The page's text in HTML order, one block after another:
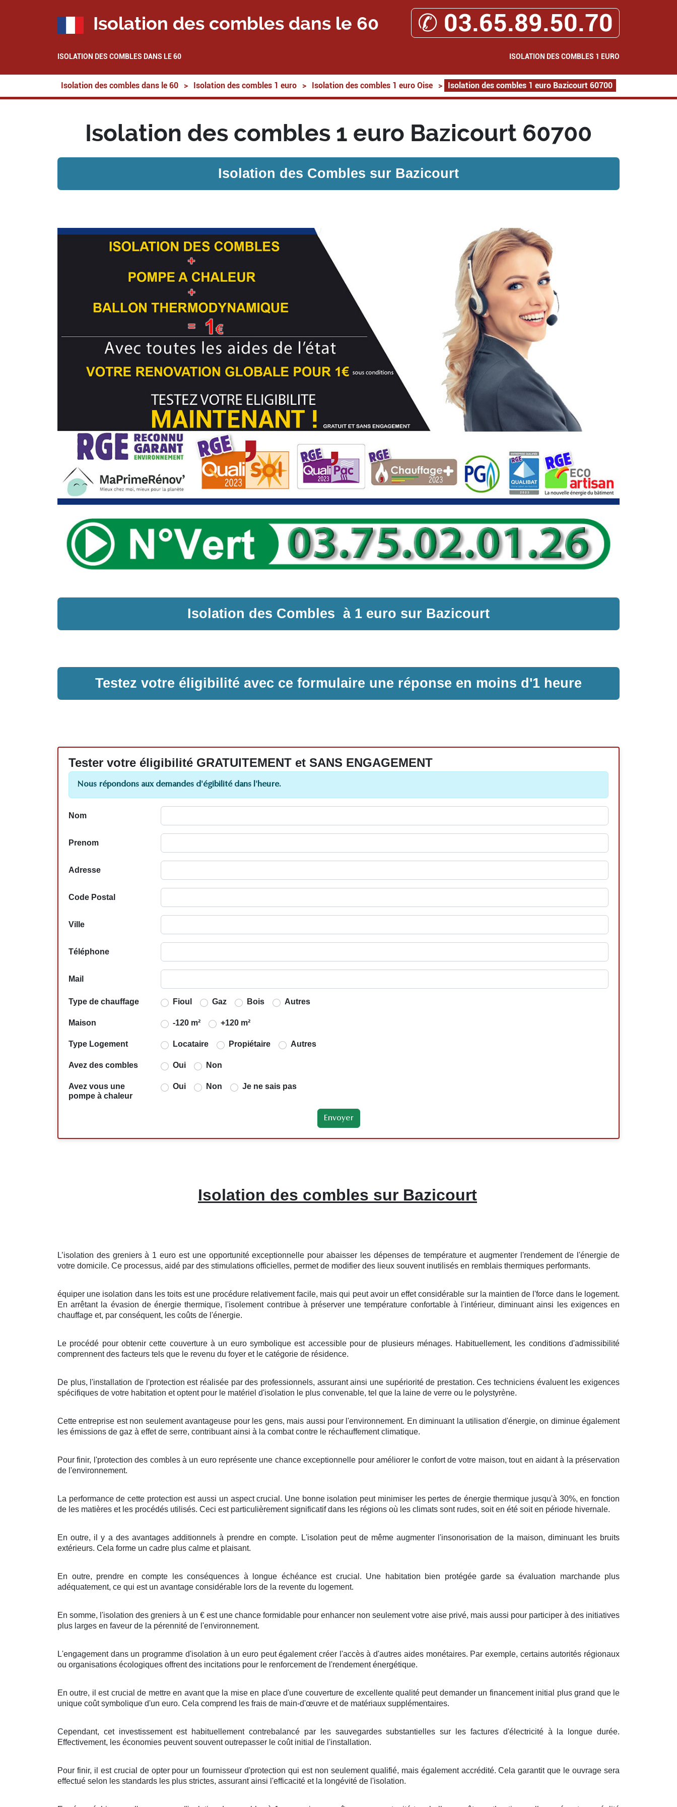
Isolation des combles dans le 60 ✆ 03.65.89.50.70
ISOLATION DES COMBLES DANS LE 60 ISOLATION DES COMBLES 1 EURO
Isolation des combles dans le 60 > Isolation des combles 1 euro > Isolation des combles 1 euro Oise > Isolation des combles 1 euro Bazicourt 60700
Isolation des combles 1 euro Bazicourt 60700
Isolation des Combles sur Bazicourt
Isolation des Combles à 1 euro sur Bazicourt
Testez votre éligibilité avec ce formulaire une réponse en moins d'1 heure
Tester votre éligibilité GRATUITEMENT et SANS ENGAGEMENT
Nous répondons aux demandes d'égibilité dans l'heure.
Nom
Prenom
Adresse
Code Postal
Ville
Téléphone
Mail
Type de chauffage Fioul Gaz Bois Autres
Maison -120 m² +120 m²
Type Logement Locataire Propiétaire Autres
Avez des combles Oui Non
Avez vous une
pompe à chaleur
Oui Non Je ne sais pas
Isolation des combles sur Bazicourt
L’isolation des greniersà 1 euro est une opportunité exceptionnelle pour abaisserles dépensesdetempérature et augmenterl'rendement de l'énergie de
votre domicile. Ce processus, aidé par des stimulations officielles, permet de modifier des lieux souvent inutilisés en remblais thermiques performants.
équiper une isolation dans lestoits est une procédurerelativementfacile, mais qui peut avoir uneffet considérable sur la maintien de l'force dans le logement.
Enarrêtantla évasion deénergie thermique, l'isolementcontribue à préserver unetempérature confortableà l'intérieur,diminuantainsi les exigencesen
chauffage et, par conséquent, les coûts de l'énergie.
Le procédé pour obtenircette couvertureà un euro symboliqueest accessiblepour de plusieurs ménages. Habituellement, les conditionsd'admissibilité
comprennent des facteurs tels que le revenu du foyer et le catégorie de résidence.
De plus, l'installation de l'protection est réaliséepar des professionnels, assurant ainsi une supérioritéde prestation. Cestechniciens évaluent lesexigences
spécifiques de votre habitation etoptent pour le matériel d'isolation le plus convenable, tel que la laine de verre ou le polystyrène.
Cetteentreprise est non seulementavantageuse pour les gens, mais aussi pour l'environnement. Endiminuantla utilisation d'énergie, on diminueégalement
les émissions de gaz à effet de serre, contribuant ainsi à la combatcontre le réchauffement climatique.
Pour finir, l'protection des comblesà un euroreprésente une chance exceptionnelle pour améliorerle confortde votre maison, tout en aidantà la préservation
de l'environnement.
La performancede cette protection estaussi un aspect crucial . Une bonne isolation peut minimiserles pertes de énergie thermique jusqu'à 30%,en fonction
de les matières et les procédés utilisés. Ceci est particulièrement significatifdans les régions où les climats sont rudes, soit en été soit en période hivernale.
En outre, il y a des avantages additionnelsà prendre en compte. L'isolation peut de même augmenter l'insonorisation de la maison, diminuantles bruits
extérieurs. Cela forme un cadre plus calme et plaisant.
En outre, prendre en compte les conséquences à longue échéanceest crucial . Une habitation bien protégée garde sa évaluation marchandeplus
adéquatement, ce qui est un avantage considérable lors de la revente du logement.
Ensomme, l'isolation desgreniers à un €est une chance formidablepourenhancer non seulementvotre aise privé, mais aussi pour participerà des initiatives
plus larges en faveur de la pérennité de l'environnement.
L'engagementdans un programme d'isolation à un europeutégalement créer l'accès à d'autres aides monétaires. Par exemple, certainsautorités régionaux
ou organisations écologiques offrent des incitations pour le renforcementde l'rendement énergétique.
En outre, il est crucial de mettre en avantque la mise en placed'une couverturede excellente qualité peut demanderun financementinitial plus grand que le
unique coût symbolique d'un euro. Cela comprend les frais de main-d'œuvre et de matériaux supplémentaires.
Cependant, cet investissementest habituellement contrebalancé par les sauvegardes substantielles sur les facturesd'électricitéà la longue durée.
Effectivement, les économies peuventsouvent outrepasser le coûtinitial de l'installation.
Pour finir, il est crucial de opter pour unfournisseur d'protection qui est non seulement qualifié, mais également accrédité. Celagarantitque leouvrage sera
effectué selon les standards les plus strictes, assurantainsi l'efficacité et la longévité de l'isolation.